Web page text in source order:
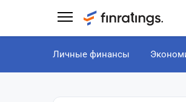
Личные финансы